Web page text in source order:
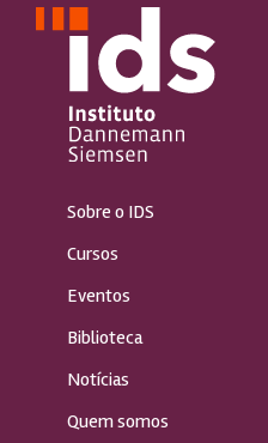
Sobre o IDS
Cursos
Eventos
Biblioteca
Notícias
Quem somos